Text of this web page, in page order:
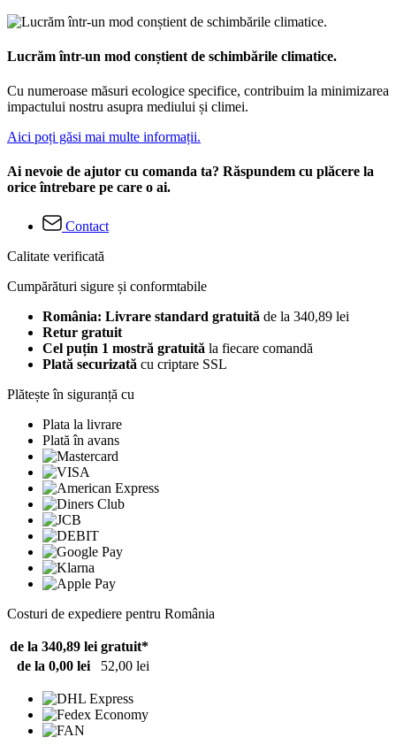
Lucrăm într-un mod conștient de schimbările climatice.
Cu numeroase măsuri ecologice specifice, contribuim la minimizarea
impactului nostru asupra mediului și climei.
Aici poți găsi mai multe informații.
Ai nevoie de ajutor cu comanda ta? Răspundem cu plăcere la
orice întrebare pe care o ai.
Contact
Calitate verificată
Cumpărături sigure și conformtabile
România: Livrare standard gratuită de la 340,89 lei
Retur gratuit
Cel puțin 1 mostră gratuită la fiecare comandă
Plată securizată cu criptare SSL
Plătește în siguranță cu
Plata la livrare
Plată în avans
Costuri de expediere pentru România
de la 340,89 lei gratuit*
de la 0,00 lei
52,00 lei